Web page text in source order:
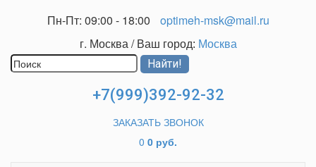
Пн-Пт: 09:00 - 18:00
optimeh-msk@mail.ru
г. Москва/ Ваш город: Москва
+7(999)392-92-32
ЗАКАЗАТЬ ЗВОНОК
0 0 руб.